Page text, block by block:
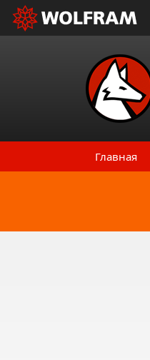
Главная
Назад